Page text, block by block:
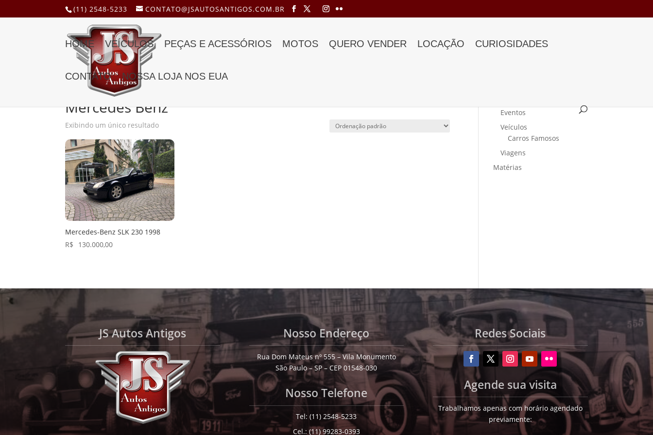
(11) 2548-5233 CONTATO@JSAUTOSANTIGOS.COM.BR
HOME VEÍCULOS PEÇAS E ACESSÓRIOS MOTOS QUERO VENDER LOCAÇÃO CURIOSIDADES
CONTATO NOSSA LOJA NOS EUA
/ Produtos marcados com a tag “Mercedes Benz”
Mercedes Benz
Exibindo um único resultado
Mercedes-Benz SLK 230 1998
R$
130.000,00
Eventos
Veículos
Carros Famosos
Viagens
Matérias
JS Autos Antigos Nosso Endereço
Rua Dom Mateus nº 555 – Vila Monumento
São Paulo – SP – CEP 01548-030
Nosso Telefone
Tel: (11) 2548-5233
Cel.: (11) 99283-0393
Redes Sociais
Agende sua visita
Trabalhamos apenas com horário agendado
previamente: